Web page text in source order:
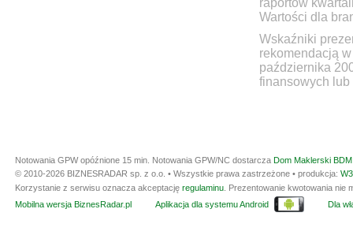
raportów
Wartości dla
Wskaźniki
rekomendacją
października
finansowych lub
Notowania GPW opóźnione 15 min. Notowania GPW/NC dostarcza Dom Maklerski
© 2010-2026 BIZNESRADAR sp. z o.o. • Wszystkie prawa zastrzeżone • produkcja:
Korzystanie z serwisu oznacza akceptację regulaminu . Prezentowanie kwotowania
Mobilna wersja BiznesRadar.pl
Aplikacja dla systemu Android Dla